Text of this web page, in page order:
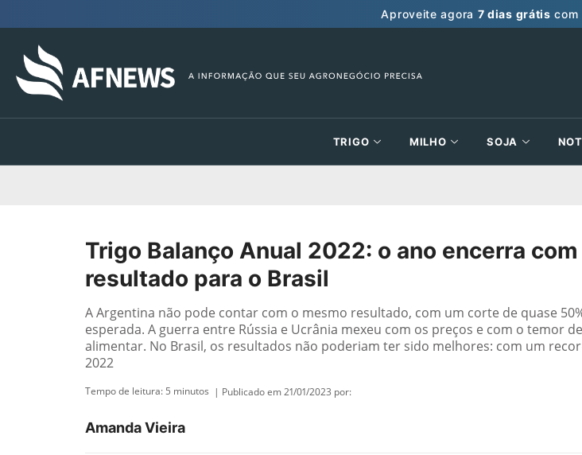
Aproveite agora 7 dias grátis com
TRIGO MILHO SOJA
Trigo Balanço Anual 2022: o ano encerra
resultado para o Brasil
A Argentina não pode contar com o mesmo resultado, com um corte de quase
esperada. A guerra entre Rússia e Ucrânia mexeu com os preços e com o temor
alimentar. No Brasil, os resultados não poderiam ter sido melhores: com um
2022
Tempo de leitura: 5 minutos | Publicado em 21/01/2023 por:
Amanda Vieira